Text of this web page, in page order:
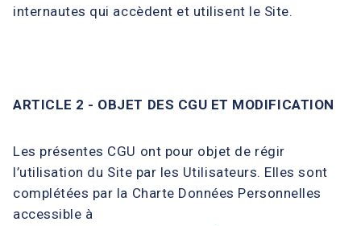
internautes qui accèdent et utilisent le Site.
ARTICLE 2 - OBJET DES CGU ET MODIFICATION
Les présentes CGU ont pour objet de régir
l’utilisation du Site par les Utilisateurs. Elles sont
complétées par la Charte Données Personnelles
accessible à